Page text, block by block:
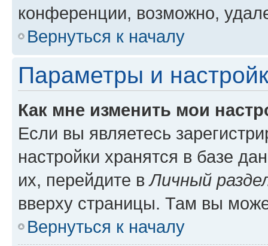
конференции, возможно,
Вернуться к началу
Параметры и
Как мне изменить мои
Если вы являетесь
настройки хранятся в базе
их, перейдите вЛичный
вверху страницы. Там вы
Вернуться к началу